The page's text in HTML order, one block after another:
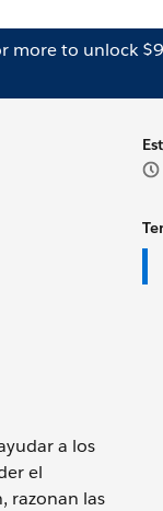
more to unlock
a los
el
razonan las